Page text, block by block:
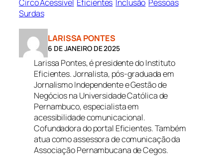
Circo Acessível Eficientes Inclusão Pessoas
Surdas
LARISSA PONTES
6 DE JANEIRO DE 2025
Larissa Pontes, é presidente do Instituto
Eficientes. Jornalista, pós-graduada em
Jornalismo Independente e Gestão de
Negócios na Universidade Católica de
Pernambuco, especialista em
acessibilidade comunicacional.
Cofundadora do portal Eficientes. Também
atua como assessora de comunicação da
Associação Pernambucana de Cegos.